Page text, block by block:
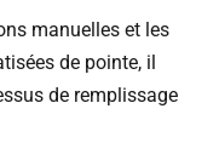
manuelles et les
de pointe, il
de remplissage